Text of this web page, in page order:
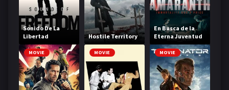
Sonido De La
Libertad
Hostile Territory
En Busca de la
Eterna Juventud
MOVIE MOVIE MOVIE